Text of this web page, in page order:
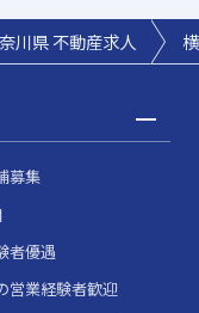
川県 不動産求人
募集
者優遇
営業経験者歓迎